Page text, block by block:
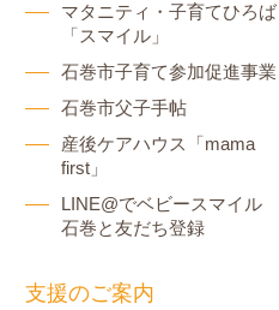
マタニティ・子育てひろば
「スマイル」
石巻市子育て参加促進事業
石巻市父子手帖
産後ケアハウス「mama
first」
LINE@でベビースマイル
石巻と友だち登録
支援のご案内